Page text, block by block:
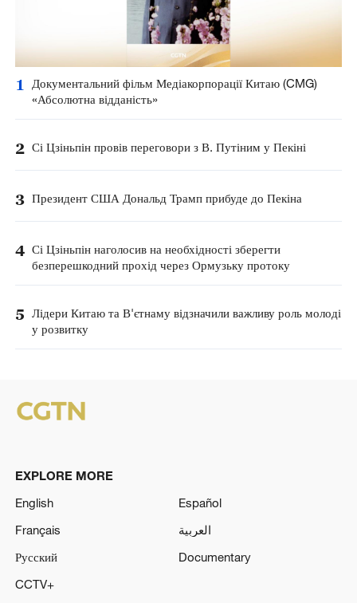
1
Документальний фільм Медіакорпорації Китаю (CMG)
«Абсолютна відданість»
2 Сі Цзіньпін провів переговори з В. Путіним у Пекіні
3 Президент США Дональд Трамп прибуде до Пекіна
4 Сі Цзіньпін наголосив на необхідності зберегти
безперешкодний прохід через Ормузьку протоку
5 Лідери Китаю та В'єтнаму відзначили важливу роль молоді
у розвитку
EXPLORE MORE
English
Español
Français
العربية
Русский
Documentary
CCTV+